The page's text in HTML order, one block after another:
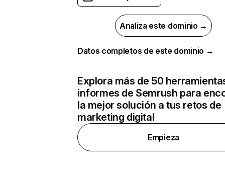
Analiza este dominio →
Datos completos de este dominio →
Explora más de 50
informes de Semrush para
la mejor solución a tus retos de
marketing digital
Empieza